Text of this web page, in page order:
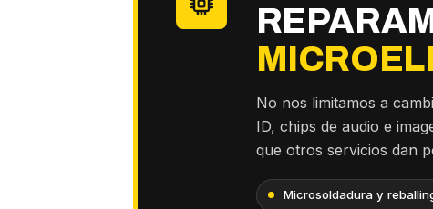
No nos limitamos a
ID, chips de audio e
que otros servicios dan
Microsoldadura y